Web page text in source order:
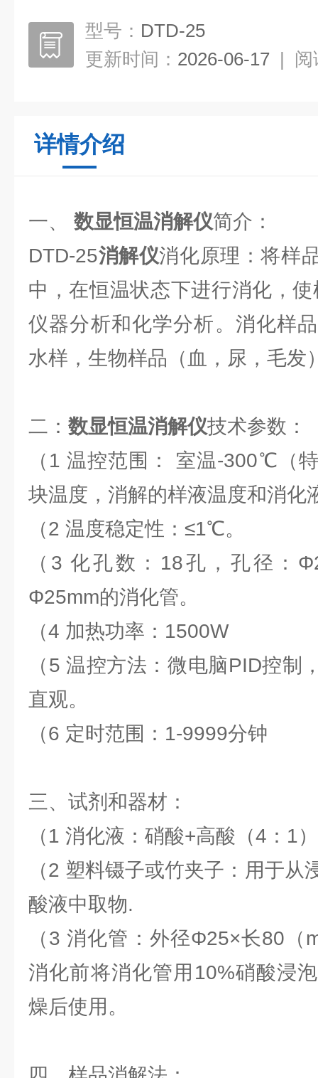
型号： DTD-25
更新时间： 2026-06-17 | 阅
详情介绍
一、 数显恒温消解仪简介：
DTD-25消解仪消化原理：将样
中，在恒温状态下进行消化，
仪器分析和化学分析。消化样
水样，生物样品（血，尿，毛发
二： 数显恒温消解仪技术参数：
（1 温控范围： 室温-300℃（
块温度，消解的样液温度和消化
（2 温度稳定性：≤1℃。
（3 化孔数：18孔，孔径：
Φ25mm的消化管。
（4 加热功率：1500W
（5 温控方法：微电脑PID控制
直观。
（6 定时范围：1-9999分钟
三、 试剂和器材：
（1 消化液：硝酸+高酸（4：1）
（2 塑料镊子或竹夹子：用于从
酸液中取物.
（3 消化管：外径Φ25×长80（
消化前将消化管用10%硝酸浸
燥后使用。